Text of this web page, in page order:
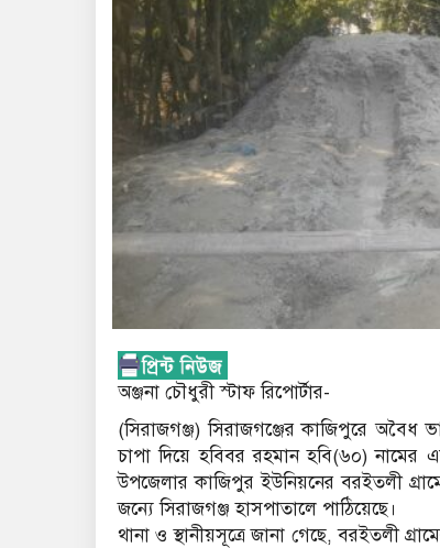
অঞ্জনা চৌধুরী স্টাফ রিপোর্টার-
(সিরাজগঞ্জ) সিরাজগঞ্জের কাজিপুরে অবৈধ
চাপা দিয়ে হবিবর রহমান হবি(৬০) নামের
উপজেলার কাজিপুর ইউনিয়নের বরইতলী
জন্যে সিরাজগঞ্জ হাসপাতালে পাঠিয়েছে।
থানা ও স্থানীয়সূত্রে জানা গেছে, বরইতলী